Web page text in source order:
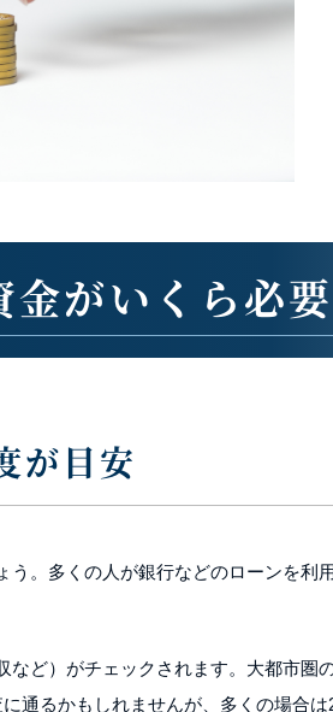
がいくら必要
が目安
。多くの人が銀行などのローンを利
ど）がチェックされます。大都市圏
通るかもしれませんが、多くの場合